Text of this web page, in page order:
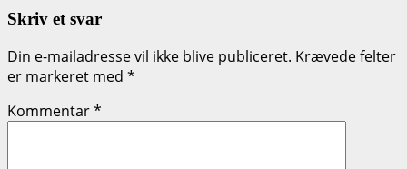
Skriv et svar
Din e-mailadresse vil ikke blive publiceret. Krævede felter
er markeret med *
Kommentar*